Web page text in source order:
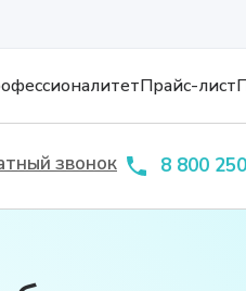
Прайс-лист
звонок 8 800